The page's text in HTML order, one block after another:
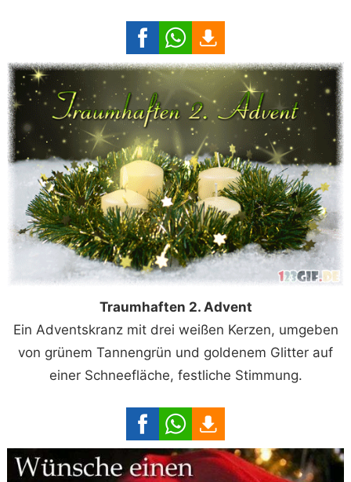
Traumhaften 2. Advent
Ein Adventskranz mit drei weißen Kerzen, umgeben
von grünem Tannengrün und goldenem Glitter auf
einer Schneefläche, festliche Stimmung.